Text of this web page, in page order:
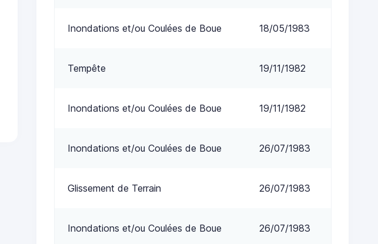
Inondations et/ou Coulées de Boue 18/05/1983
Tempête 19/11/1982
Inondations et/ou Coulées de Boue 19/11/1982
Inondations et/ou Coulées de Boue 26/07/1983
Glissement de Terrain 26/07/1983
Inondations et/ou Coulées de Boue 26/07/1983